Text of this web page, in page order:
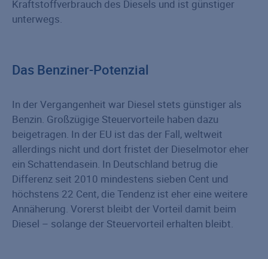
Kraftstoffverbrauch des Diesels und ist günstiger
unterwegs.
Das Benziner-Potenzial
In der Vergangenheit war Diesel stets günstiger als
Benzin. Großzügige Steuervorteile haben dazu
beigetragen. In der EU ist das der Fall, weltweit
allerdings nicht und dort fristet der Dieselmotor eher
ein Schattendasein. In Deutschland betrug die
Differenz seit 2010 mindestens sieben Cent und
höchstens 22 Cent, die Tendenz ist eher eine weitere
Annäherung. Vorerst bleibt der Vorteil damit beim
Diesel – solange der Steuervorteil erhalten bleibt.